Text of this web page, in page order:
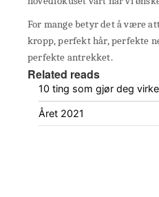
For mange betyr det å være
kropp, perfekt hår, perfekte
perfekte antrekket.
Related reads
10 ting som gjør deg
Året 2021